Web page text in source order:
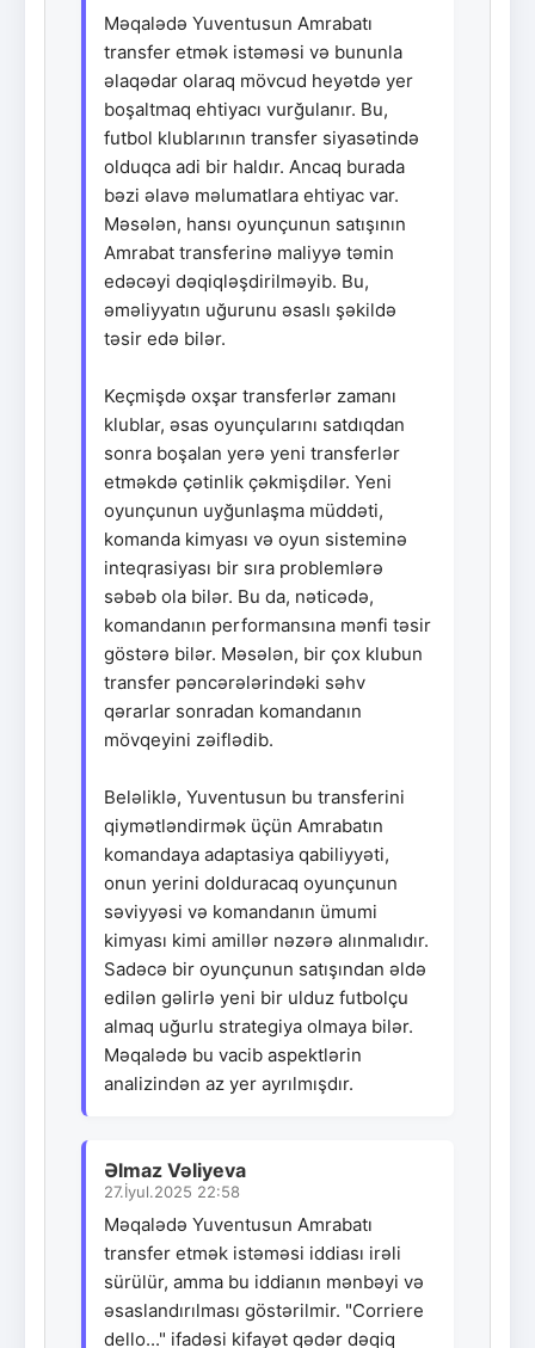
Məqalədə Yuventusun Amrabatı
transfer etmək istəməsi və bununla
əlaqədar olaraq mövcud heyətdə yer
boşaltmaq ehtiyacı vurğulanır. Bu,
futbol klublarının transfer siyasətində
olduqca adi bir haldır. Ancaq burada
bəzi əlavə məlumatlara ehtiyac var.
Məsələn, hansı oyunçunun satışının
Amrabat transferinə maliyyə təmin
edəcəyi dəqiqləşdirilməyib. Bu,
əməliyyatın uğurunu əsaslı şəkildə
təsir edə bilər.
Keçmişdə oxşar transferlər zamanı
klublar, əsas oyunçularını satdıqdan
sonra boşalan yerə yeni transferlər
etməkdə çətinlik çəkmişdilər. Yeni
oyunçunun uyğunlaşma müddəti,
komanda kimyası və oyun sisteminə
inteqrasiyası bir sıra problemlərə
səbəb ola bilər. Bu da, nəticədə,
komandanın performansına mənfi təsir
göstərə bilər. Məsələn, bir çox klubun
transfer pəncərələrindəki səhv
qərarlar sonradan komandanın
mövqeyini zəiflədib.
Beləliklə, Yuventusun bu transferini
qiymətləndirmək üçün Amrabatın
komandaya adaptasiya qabiliyyəti,
onun yerini dolduracaq oyunçunun
səviyyəsi və komandanın ümumi
kimyası kimi amillər nəzərə alınmalıdır.
Sadəcə bir oyunçunun satışından əldə
edilən gəlirlə yeni bir ulduz futbolçu
almaq uğurlu strategiya olmaya bilər.
Məqalədə bu vacib aspektlərin
analizindən az yer ayrılmışdır.
Əlmaz Vəliyeva
27.İyul.2025 22:58
Məqalədə Yuventusun Amrabatı
transfer etmək istəməsi iddiası irəli
sürülür, amma bu iddianın mənbəyi və
əsaslandırılması göstərilmir. "Corriere
dello..." ifadəsi kifayət qədər dəqiq